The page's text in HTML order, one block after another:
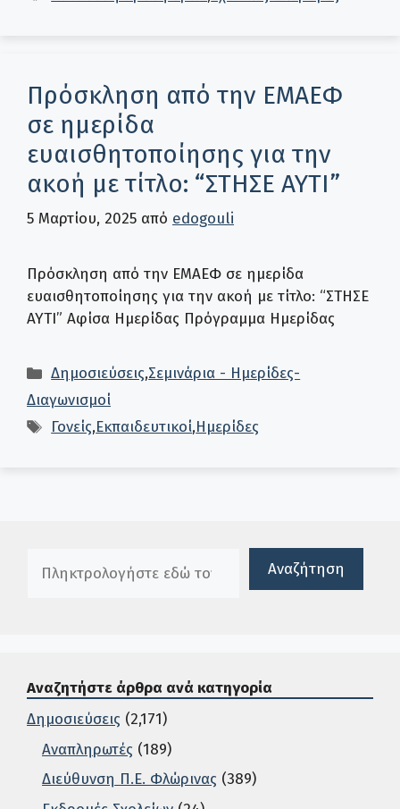
Πρόσκληση από την ΕΜΑΕΦ
σε ημερίδα
ευαισθητοποίησης για την
ακοή με τίτλο: “ΣΤΗΣΕ ΑΥΤΙ”
5 Μαρτίου, 2025 από edogouli
Πρόσκληση από την ΕΜΑΕΦ σε ημερίδα
ευαισθητοποίησης για την ακοή με τίτλο: “ΣΤΗΣΕ
ΑΥΤΙ” Αφίσα Ημερίδας Πρόγραμμα Ημερίδας
Κατηγορίες
Δημοσιεύσεις,Σεμινάρια - Ημερίδες-
Διαγωνισμοί
Ετικέτες
Γονείς,Εκπαιδευτικοί,Ημερίδες
Αναζήτηση
Αναζητήστε άρθρα ανά κατηγορία
Δημοσιεύσεις (2,171)
Αναπληρωτές (189)
Διεύθυνση Π.Ε. Φλώρινας (389)